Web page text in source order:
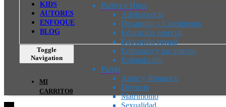
Padres e Hijos
Adolescencia
Desarrollo y Crecimiento
Educación especial
Educación sexual
Embarazo y nacimiento
Estimulación
Pareja
Amor y Romance
Divorcio
Matrimonio
Sexualidad
KIDS
AUTORES
ENFOQUE
BLOG
Toggle
Navigation
MI
CARRITO0